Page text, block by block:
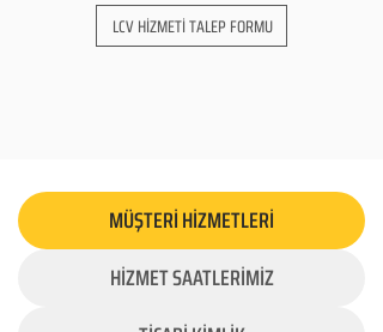
LCV HİZMETİ TALEP FORMU
MÜŞTERİ HİZMETLERİ
HİZMET SAATLERİMİZ